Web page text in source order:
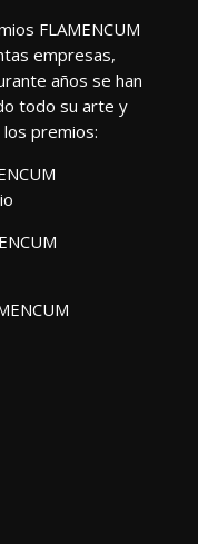
FLAMENCUM
empresas,
años se han
todo su arte y
premios: